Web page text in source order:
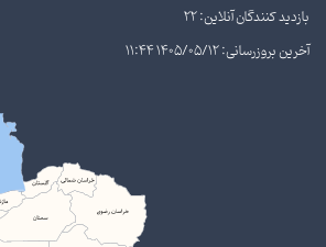
بازدید کنندگان آنلاین: 22
آخرین بروزرسانی: 1405/05/12 11:44